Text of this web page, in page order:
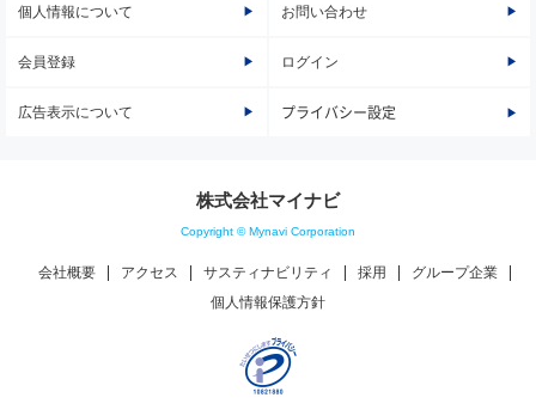
個人情報について お問い合わせ
会員登録 ログイン
広告表示について プライバシー設定
株式会社マイナビ
Copyright © Mynavi Corporation
会社概要 アクセス サスティナビリティ 採用
グループ企業
個人情報保護方針